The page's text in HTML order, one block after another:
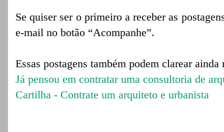
Se quiser ser o primeiro a receber as
e-mail no botão “Acompanhe”.
Essas postagens também podem clarear ainda
Já pensou em contratar uma consultoria de
Cartilha - Contrate um arquiteto e urbanista